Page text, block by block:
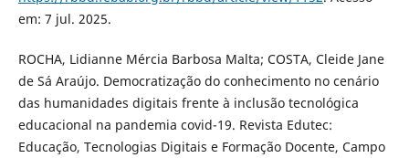
em: 7 jul. 2025.
ROCHA, Lidianne Mércia Barbosa Malta; COSTA, Cleide Jane
de Sá Araújo. Democratização do conhecimento no cenário
das humanidades digitais frente à inclusão tecnológica
educacional na pandemia covid-19. Revista Edutec:
Educação, Tecnologias Digitais e Formação Docente, Campo